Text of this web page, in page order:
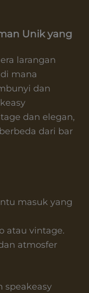
Unik yang
larangan
mana
dan
dan elegan,
dari bar
masuk yang
atau vintage.
atmosfer
speakeasy